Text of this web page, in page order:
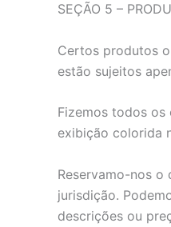
SEÇÃO 5 –
Certos produtos
estão sujeitos
Fizemos todos os
exibição colorida
Reservamo-nos
jurisdição.
descrições ou